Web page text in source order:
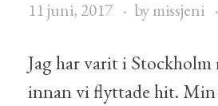
11 juni, 2017 bymissjeni
Jag har varit i Stockholm
innan vi flyttade hit. Min